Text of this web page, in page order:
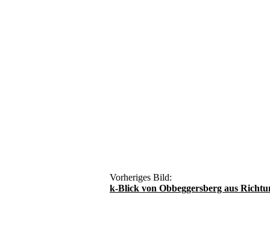
Vorheriges Bild:
k-Blick von Obbeggersberg aus